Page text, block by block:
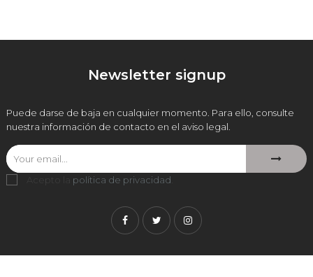
Newsletter signup
Puede darse de baja en cualquier momento. Para ello, consulte
nuestra información de contacto en el aviso legal.
Acepto la política de privacidad
FacebookTwitterInstagram